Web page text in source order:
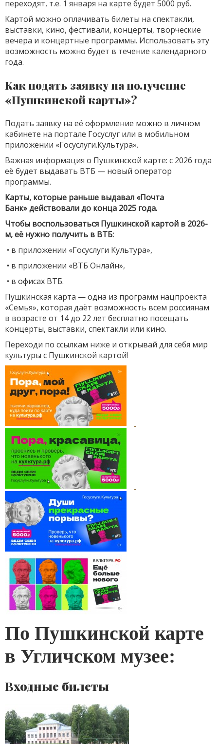
переходят, т.е. 1 января на карте будет 5000 руб.
Картой можно оплачивать билеты на спектакли,
выставки, кино, фестивали, концерты, творческие
вечера и концертные программы. Использовать эту
возможность можно будет в течение календарного
года.
Как подать заявку на получение
«Пушкинской карты»?
Подать заявку на её оформление можно в личном
кабинете на портале Госуслуг или в мобильном
приложении «Госуслуги.Культура».
Важная информация о Пушкинской карте: с 2026 года
её будет выдавать ВТБ — новый оператор
программы.
Карты, которые раньше выдавал «Почта
Банк» действовали до конца 2025 года.
Чтобы воспользоваться Пушкинской картой в 2026-
м, её нужно получить в ВТБ:
• в приложении «Госуслуги Культура»,
• в приложении «ВТБ Онлайн»,
• в офисах ВТБ.
Пушкинская карта — одна из программ нацпроекта
«Семья», которая даёт возможность всем россиянам
в возрасте от 14 до 22 лет бесплатно посещать
концерты, выставки, спектакли или кино.
Переходи по ссылкам ниже и открывай для себя мир
культуры с Пушкинской картой!
По Пушкинской карте
в Угличском музее:
Входные билеты